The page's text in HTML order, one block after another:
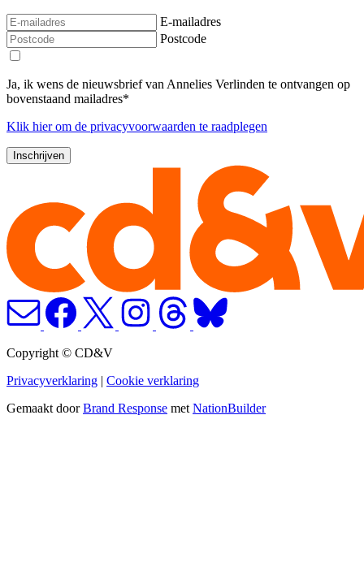
E-mailadres
Postcode
Ja, ik wens de nieuwsbrief van Annelies Verlinden te ontvangen op
bovenstaand mailadres*
Klik hierom de privacyvoorwaarden te raadplegen
Copyright © CD&V
Privacyverklaring | Cookie verklaring
Gemaakt doorBrand Response metNationBuilder